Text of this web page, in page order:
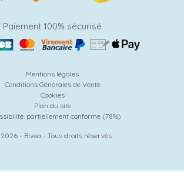
Paiement 100% sécurisé
Mentions légales
Conditions Générales de Vente
Cookies
Plan du site
partiellement conforme (78%)
- Bivea - Tous droits réservés